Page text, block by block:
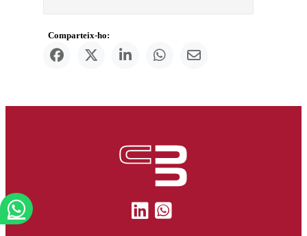
Comparteix-ho: